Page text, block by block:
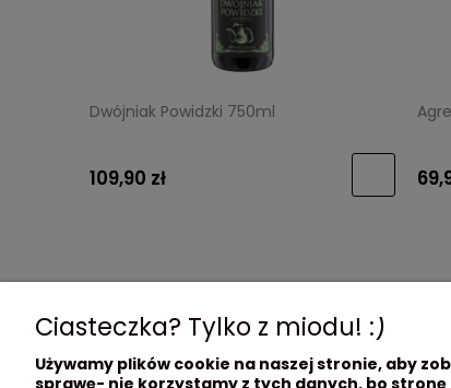
Dwójniak Powidzki 750ml
109,90 zł
Ciasteczka? Tylko z miodu! :)
Używamy plików cookie na naszej stronie, aby
sprawę- nie korzystamy z tych danych, bo